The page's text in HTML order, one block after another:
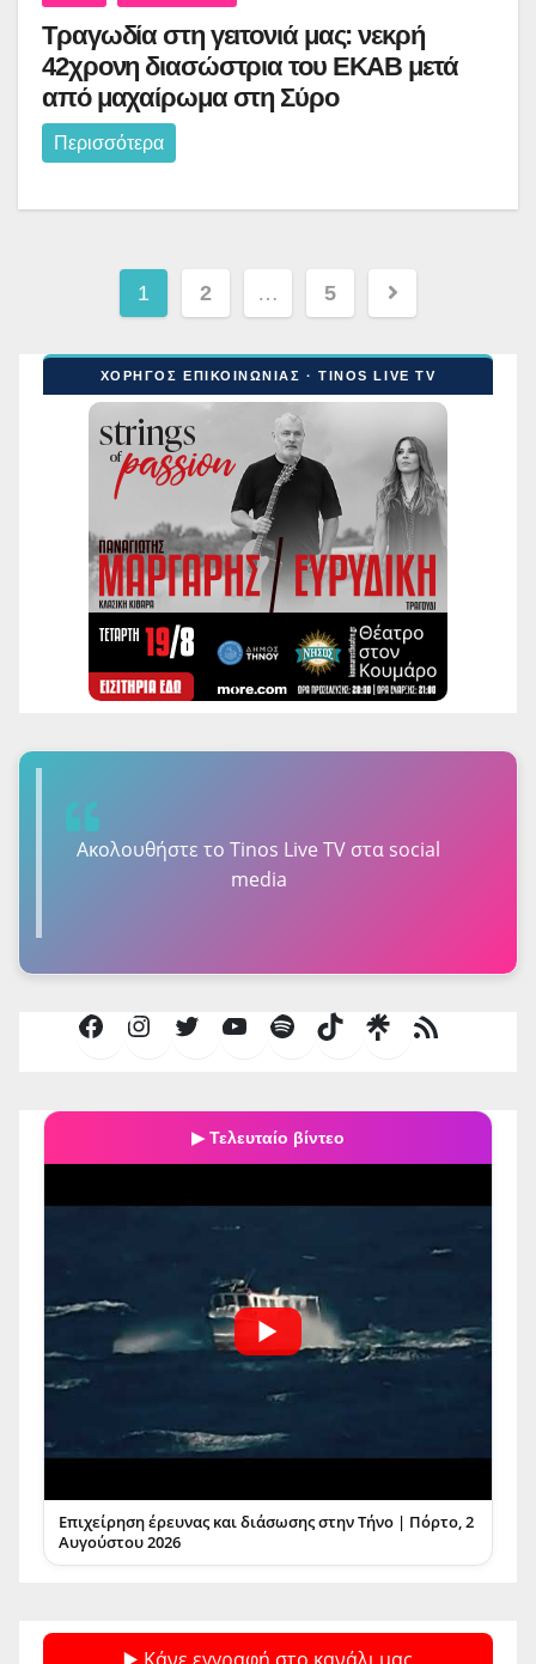
Τραγωδία στη γειτονιά μας: νεκρή
42χρονη διασώστρια του ΕΚΑΒ μετά
από μαχαίρωμα στη Σύρο
Περισσότερα
Σελιδοποίηση
άρθρων
1 2 … 5
ΧΟΡΗΓΟΣ ΕΠΙΚΟΙΝΩΝΙΑΣ · TINOS LIVE TV
Ακολουθήστε τo Tinos Live TV στα social
media
FacebookInstagramTwitterYouTubeSpotifyTikTok
Τροφοδοσία
▶ Τελευταίο βίντεο
Επιχείρηση έρευνας και διάσωσης στην Τήνο | Πόρτο, 2
Αυγούστου 2026